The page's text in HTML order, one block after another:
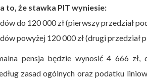
to, że stawka PIT wyniesie:
do 120 000 zł (pierwszy przedział
powyżej 120 000 zł (drugi przedział
pensja będzie wynosić 4 666 zł,
zasad ogólnych oraz podatku